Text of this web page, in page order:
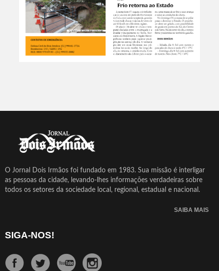
O Jornal Dois Irmãos foi fundado em 1983. Sua missão é interligar
as pessoas da cidade, levando-lhes informações verdadeiras sobre
todos os setores da sociedade local, regional, estadual e nacional.
SAIBA MAIS
SIGA-NOS!